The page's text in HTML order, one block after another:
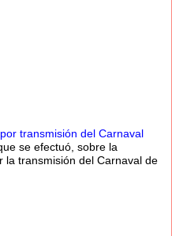
transmisión del Carnaval
se efectuó, sobre la
la transmisión del Carnaval de